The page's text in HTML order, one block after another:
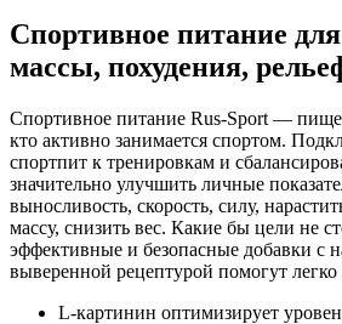
Спортивное питание
массы, похудения,
Спортивное питание Rus-Sport —
кто активно занимается спортом.
спортпит к тренировкам и
значительно улучшить личные
выносливость, скорость, силу,
массу, снизить вес. Какие бы цели не
эффективные и безопасные добавки с
выверенной рецептурой помогут легко
L-картинин оптимизирует